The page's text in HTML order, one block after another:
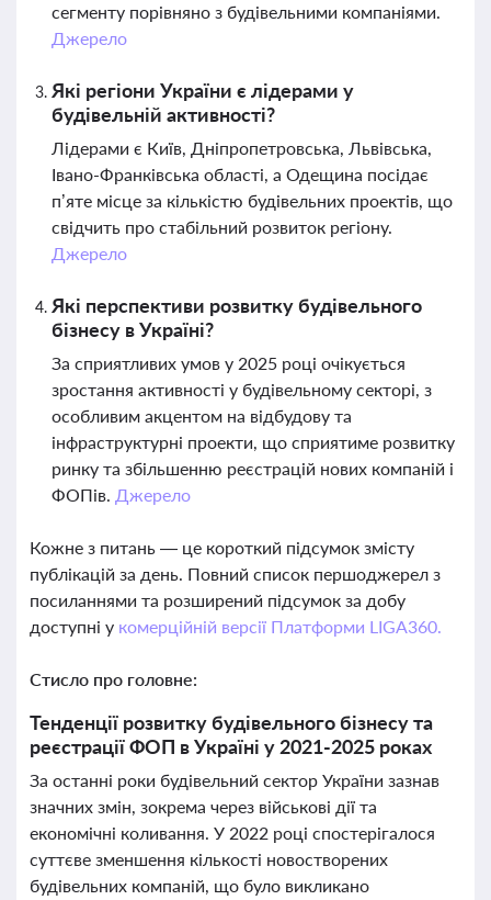
сегменту порівняно з будівельними компаніями.
Джерело
Які регіони України є лідерами у
будівельній активності?
Лідерами є Київ, Дніпропетровська, Львівська,
Івано-Франківська області, а Одещина посідає
п’яте місце за кількістю будівельних проектів, що
свідчить про стабільний розвиток регіону.
Джерело
Які перспективи розвитку будівельного
бізнесу в Україні?
За сприятливих умов у 2025 році очікується
зростання активності у будівельному секторі, з
особливим акцентом на відбудову та
інфраструктурні проекти, що сприятиме розвитку
ринку та збільшенню реєстрацій нових компаній і
ФОПів. Джерело
Кожне з питань — це короткий підсумок змісту
публікацій за день. Повний список першоджерел з
посиланнями та розширений підсумок за добу
доступні у комерційній версії Платформи LIGA360.
Стисло про головне:
Тенденції розвитку будівельного бізнесу та
реєстрації ФОП в Україні у 2021-2025 роках
За останні роки будівельний сектор України зазнав
значних змін, зокрема через військові дії та
економічні коливання. У 2022 році спостерігалося
суттєве зменшення кількості новостворених
будівельних компаній, що було викликано